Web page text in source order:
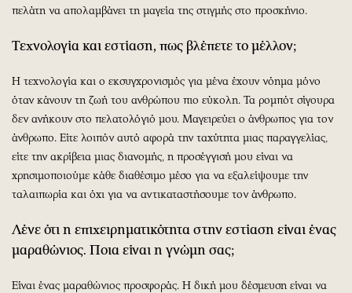
πελάτη να απολαμβάνει τη μαγεία της στιγμής στο προσκήνιο.
Τεχνολογία και εστίαση, πως βλέπετε το μέλλον;
Η τεχνολογία και ο εκσυγχρονισμός για μένα έχουν νόημα μόνο
όταν κάνουν τη ζωή του ανθρώπου πιο εύκολη. Τα ρομπότ σίγουρα
δεν ανήκουν στο πελατολόγιό μου. Μαγειρεύει ο άνθρωπος για τον
άνθρωπο. Είτε λοιπόν αυτό αφορά την ταχύτητα μιας παραγγελίας,
είτε την ακρίβεια μιας διανομής, η προσέγγισή μου είναι να
χρησιμοποιούμε κάθε διαθέσιμο μέσο για να εξαλείψουμε την
ταλαιπωρία και όχι για να αντικαταστήσουμε τον άνθρωπο.
Λένε ότι η επιχειρηματικότητα στην εστίαση είναι ένας
μαραθώνιος. Ποια είναι η γνώμη σας;
Είναι ένας μαραθώνιος προσφοράς. Η δική μου δέσμευση είναι να